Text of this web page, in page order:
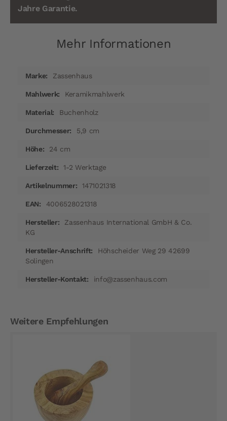
Jahre Garantie.
Mehr Informationen
InformationenZassenhaus
Keramikmahlwerk
Buchenholz
5,9 cm
24 cm
1-2 Werktage
1471021318
4006528021318
Zassenhaus International GmbH & Co.
KG
Höhscheider Weg 29 42699
Solingen
info@zassenhaus.com
Weitere Empfehlungen